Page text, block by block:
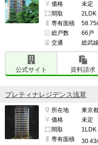
とても混雑する路線のた
治安・安全の面で良い点
マンションのセキュリ
の心配はないし、カメイ
い。
価格
未定
間取
2LDK
専有面積
総戸数
66戸
交通
総武
公式サイト 資料請求
プレティナレジデンス浅草
所在地
東京
価格
未定
間取
1LDK
専有面積